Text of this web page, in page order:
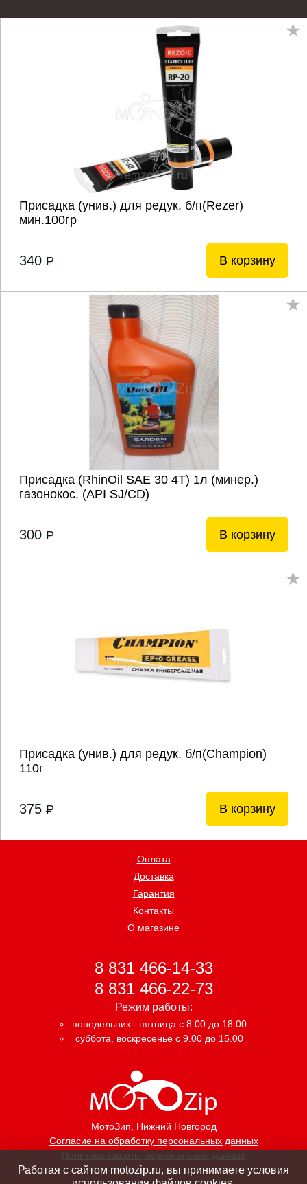
Присадка (унив.) для редук. б/п(Rezer)
мин.100гр
340 P В корзину
Присадка (RhinOil SAE 30 4T) 1л (минер.)
газонокос. (API SJ/CD)
300 P В корзину
Присадка (унив.) для редук. б/п(Champion)
110г
375 P В корзину
МотоЗип, Нижний Новгород
Согласие на обработку персональных данных
Политика защиты персональных данных
Оплата
Доставка
Гарантия
Контакты
О магазине
8 831 466-14-33
8 831 466-22-73
Режим работы:
понедельник - пятница с 8.00 до 18.00
суббота, воскресенье с 9.00 до 15.00
Работая с сайтом motozip.ru, вы принимаете условия